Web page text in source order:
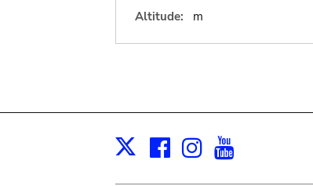
Altitude:
m
X Facebook
Instagram